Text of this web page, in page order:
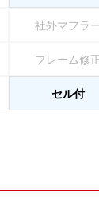
社外マフラ
フレーム修
セル付